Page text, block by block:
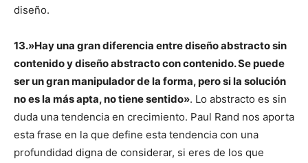
diseño.
13.»Hay una gran diferencia entre diseño abstracto sin
contenido y diseño abstracto con contenido. Se puede
ser un gran manipulador de la forma, pero si la solución
no es la más apta, no tiene sentido». Lo abstracto es sin
duda una tendencia en crecimiento. Paul Rand nos aporta
esta frase en la que define esta tendencia con una
profundidad digna de considerar, si eres de los que